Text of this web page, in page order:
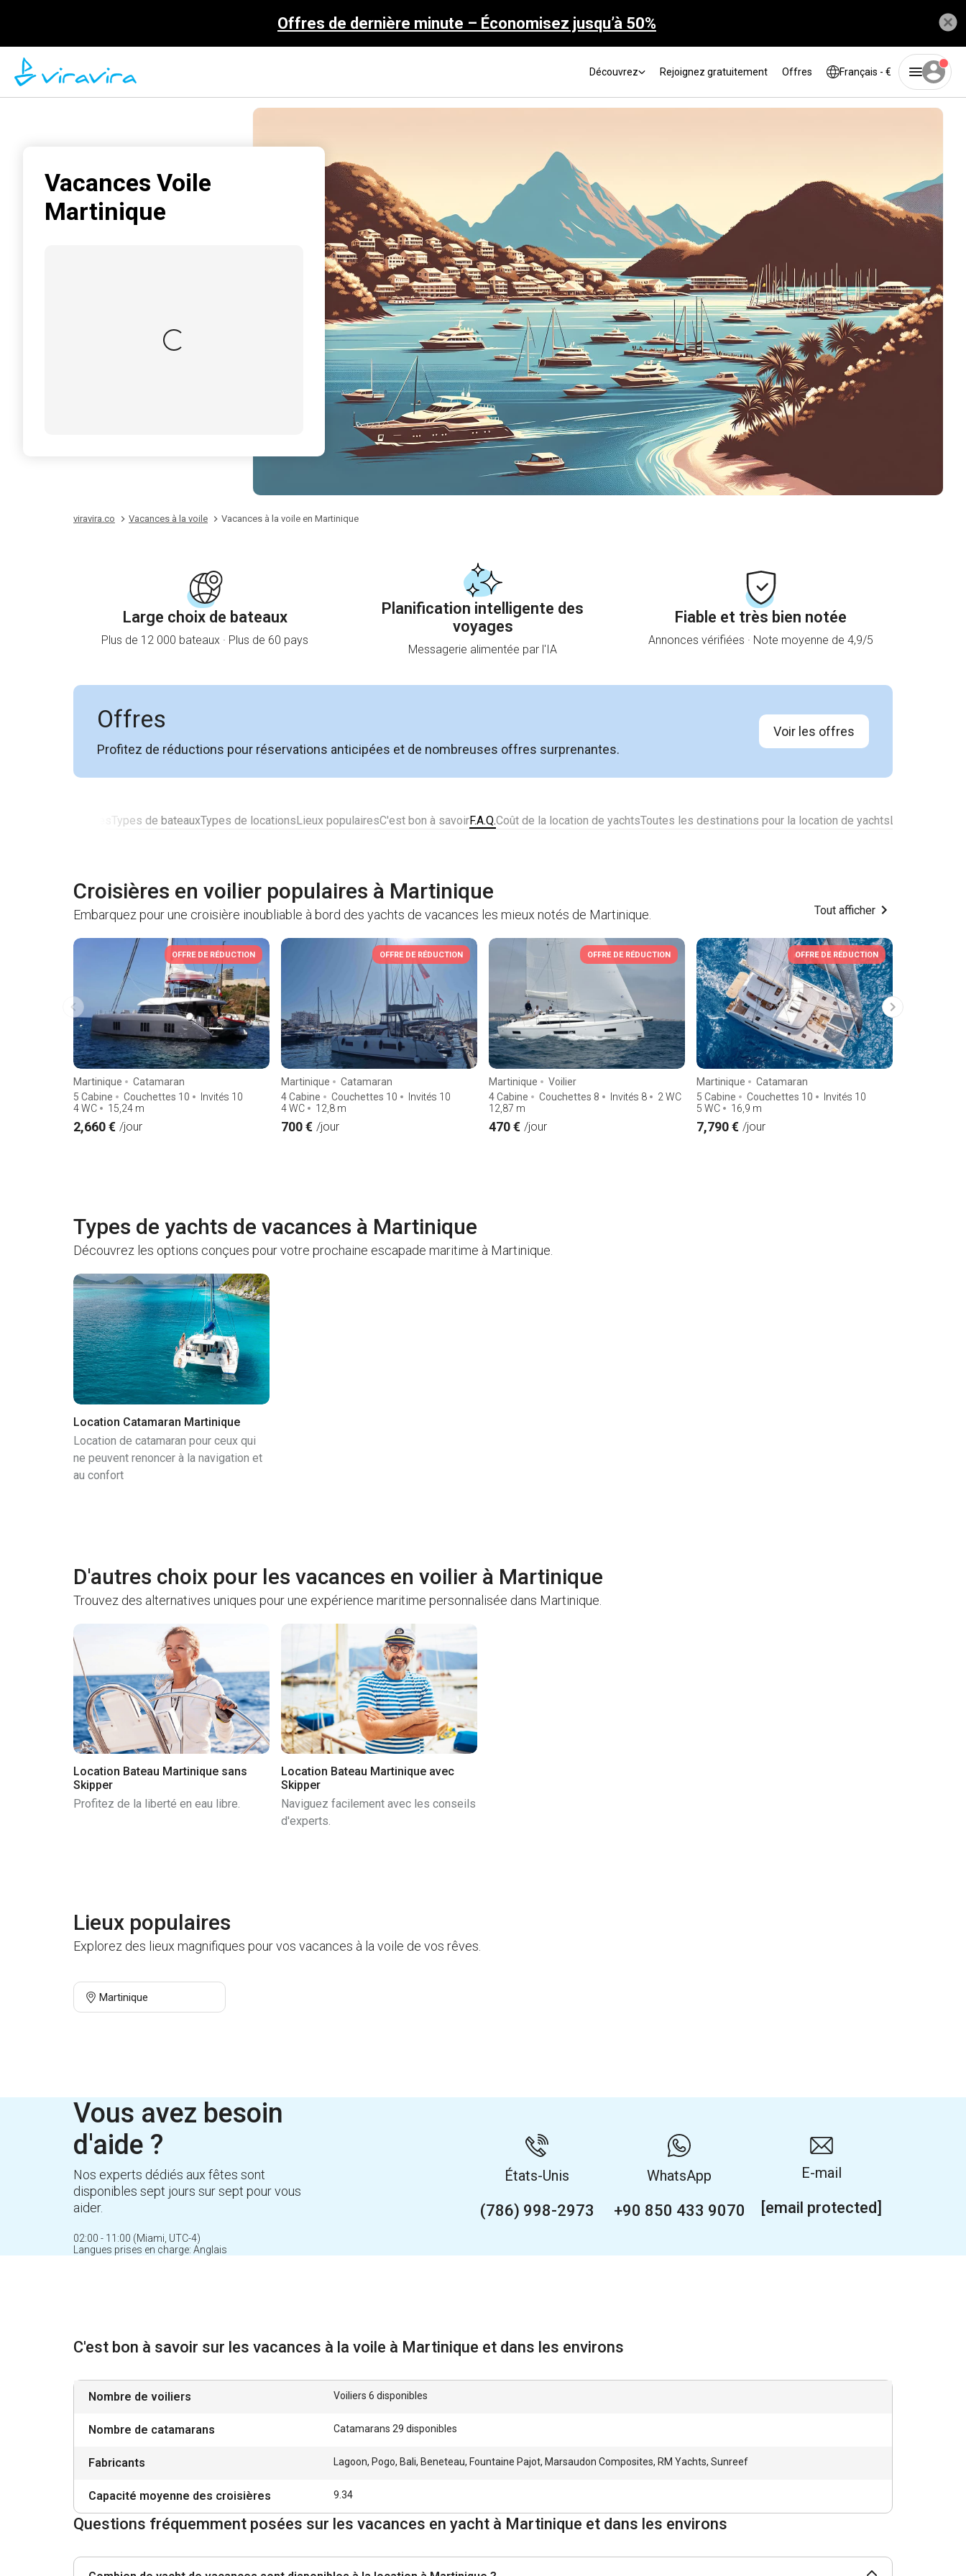
Offres de dernière minute – Économisez jusqu’à 50%
Découvrez Rejoignez gratuitement Offres Français - €
Vacances Voile
Martinique
viravira.co Vacances à la voile Vacances à la voile en Martinique
Large choix de bateaux
Plus de 12 000 bateaux · Plus de 60 pays
Planification intelligente des
voyages
Messagerie alimentée par l'IA
Fiable et très bien notée
Annonces vérifiées · Note moyenne de 4,9/5
Offres
Profitez de réductions pour réservations anticipées et de nombreuses offres surprenantes.
Voir les offres
Types de bateauxTypes de locationsLieux populairesC'est bon à savoirF.A.Q.Coût de la location de yachtsToutes les destinations pour la location de yachtsLouez un
Croisières en voilier populaires à Martinique
Embarquez pour une croisière inoubliable à bord des yachts de vacances les mieux notés de Martinique.
OFFRE DE RÉDUCTION
Martinique
Catamaran
5 Cabine
Couchettes 10
Invités 10
4 WC
15,24 m
2,660 € /jour
OFFRE DE RÉDUCTION
Martinique
Catamaran
4 Cabine
Couchettes 10
Invités 10
4 WC
12,8 m
700 € /jour
OFFRE DE RÉDUCTION
Martinique
Voilier
4 Cabine
Couchettes 8 Invités 8
2 WC
12,87 m
470 € /jour
OFFRE DE RÉDUCTION
Martinique
Catamaran
5 Cabine
Couchettes 10
Invités 10
5 WC
16,9 m
7,790 € /jour
Tout afficher
Types de yachts de vacances à Martinique
Découvrez les options conçues pour votre prochaine escapade maritime à Martinique.
Location Catamaran Martinique
Location de catamaran pour ceux qui
ne peuvent renoncer à la navigation et
au confort
D'autres choix pour les vacances en voilier à Martinique
Trouvez des alternatives uniques pour une expérience maritime personnalisée dans Martinique.
Location Bateau Martinique sans
Skipper
Profitez de la liberté en eau libre.
Location Bateau Martinique avec
Skipper
Naviguez facilement avec les conseils
d'experts.
Lieux populaires
Explorez des lieux magnifiques pour vos vacances à la voile de vos rêves.
Martinique
Vous avez besoin
d'aide ?
Nos experts dédiés aux fêtes sont
disponibles sept jours sur sept pour vous
aider.
02:00 - 11:00 (Miami, UTC-4)
Langues prises en charge: Anglais
États-Unis
(786) 998-2973
WhatsApp
+90 850 433 9070
E-mail
[email protected]
C'est bon à savoir sur les vacances à la voile à Martinique et dans les environs
Nombre de voiliers Voiliers 6 disponibles
Nombre de catamarans Catamarans 29 disponibles
Fabricants Lagoon, Pogo, Bali, Beneteau, Fountaine Pajot, Marsaudon Composites, RM Yachts, Sunreef
Capacité moyenne des croisières 9.34
Questions fréquemment posées sur les vacances en yacht à Martinique et dans les environs